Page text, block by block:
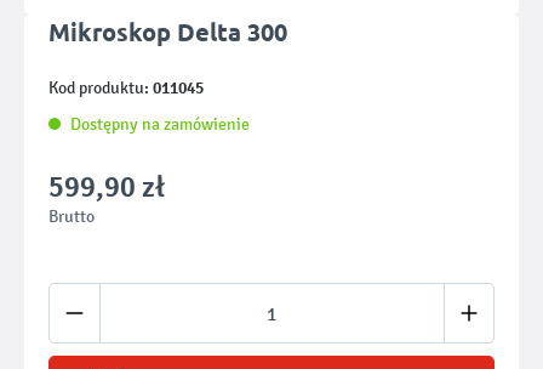
Mikroskop Delta 300
Kod produktu: 011045
Dostępny na zamówienie
599,90 zł
Brutto
Ilość produktu: Wprowadź żądaną ilość